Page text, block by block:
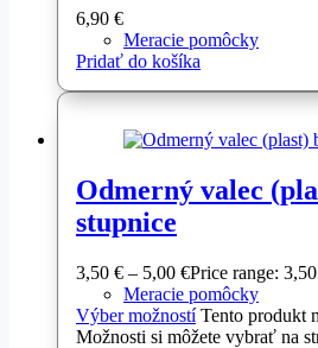
6,90 €
Meracie pomôcky
Pridať do košíka
Odmerný valec
stupnice
3,50 € – 5,00 €Price range:
Meracie pomôcky
Výber možností Tento produkt
Možnosti si môžete vybrať na